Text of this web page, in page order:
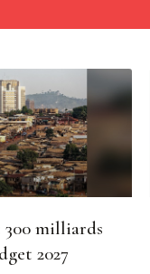
milliards
2027